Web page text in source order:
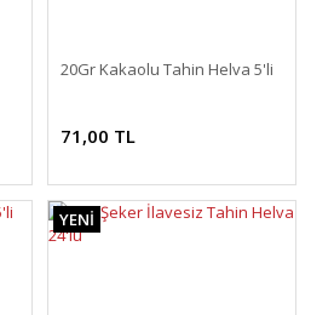
20Gr Kakaolu Tahin Helva 5'li
71,00 TL
YENİ